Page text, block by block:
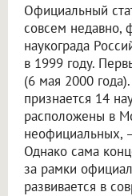
Официальный
совсем недавно,
наукограда
в 1999 году.
(6 мая 2000
признается 14
расположены в
неофициальных,
Однако сама
за рамки
развивается в